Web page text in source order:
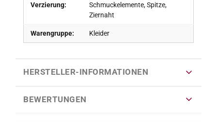
Verzierung:
Schmuckelemente, Spitze,
Ziernaht
Warengruppe: Kleider
HERSTELLER-INFORMATIONEN
BEWERTUNGEN